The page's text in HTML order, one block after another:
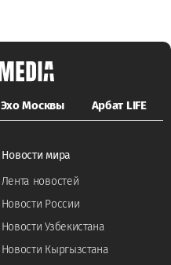
Эхо Москвы Арбат LIFE
Новости мира
Лента новостей
Новости России
Новости Узбекистана
Новости Кыргызстана